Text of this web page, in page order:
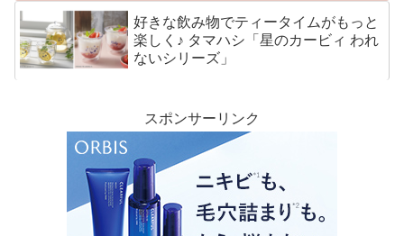
好きな飲み物でティータイムがもっと
楽しく♪ タマハシ「星のカービィ われ
ないシリーズ」
スポンサーリンク